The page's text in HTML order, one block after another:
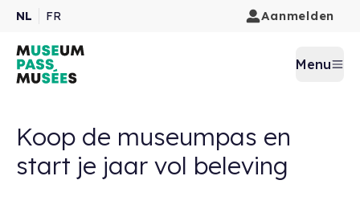
NL FR Aanmelden
Menu
Koop de museumpas en
start je jaar vol beleving